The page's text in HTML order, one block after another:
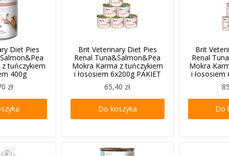
Diet Pies
tuńczykiem
400g
zł
Brit Veterinary Diet Pies
Renal Tuna&Salmon&Pea
Mokra Karma z tuńczykiem
i łososiem 6x200g PAKIET
65,40 zł
Do koszyka
Brit
Renal
Mokra
i łososiem
Do